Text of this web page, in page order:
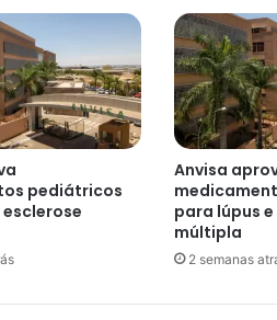
pediátricos
Anvisa
para lúpus
múltipla
2 semanas